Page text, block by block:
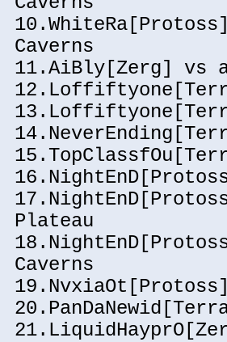
Caverns
11.AiBly[Zerg] vs
Plateau
Caverns